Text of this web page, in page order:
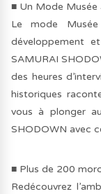
■ Un Mode Musée
Le mode
développement
SAMURAI
des heures
historiques
vous à plonger
SHODOWN avec
■ Plus de 200
Redécouvrez